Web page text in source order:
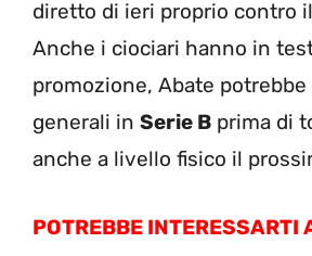
diretto di ieri proprio contro il
Anche i ciociari hanno in
promozione, Abate
generali in Serie B prima di
anche a livello fisico il
POTREBBE INTERESSARTI